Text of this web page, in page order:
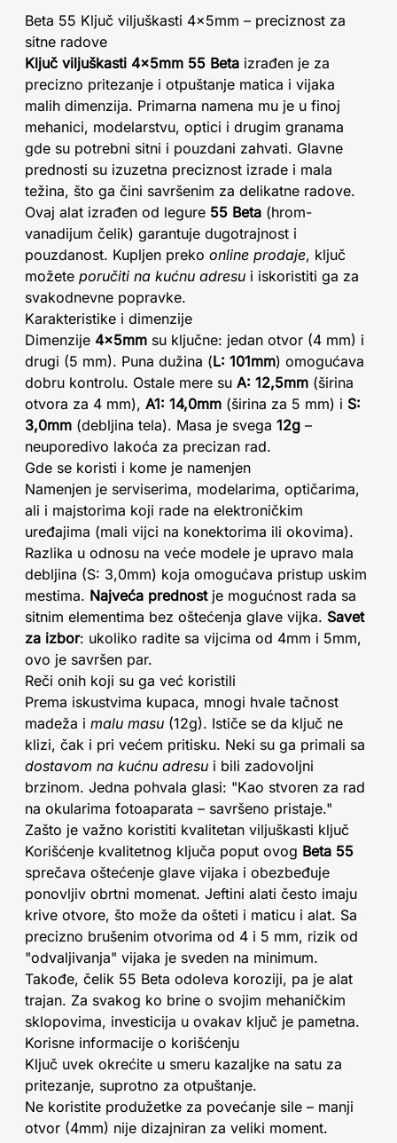
Beta 55 Ključ viljuškasti 4x5mm – preciznost za
sitne radove
Ključ viljuškasti 4x5mm 55 Beta izrađen je za
precizno pritezanje i otpuštanje matica i vijaka
malih dimenzija. Primarna namena mu je u finoj
mehanici, modelarstvu, optici i drugim granama
gde su potrebni sitni i pouzdani zahvati. Glavne
prednosti su izuzetna preciznost izrade i mala
težina, što ga čini savršenim za delikatne radove.
Ovaj alat izrađen od legure 55 Beta (hrom-
vanadijum čelik) garantuje dugotrajnost i
pouzdanost. Kupljen preko online prodaje, ključ
možete poručiti na kućnu adresu i iskoristiti ga za
svakodnevne popravke.
Karakteristike i dimenzije
Dimenzije 4x5mm su ključne: jedan otvor (4 mm) i
drugi (5 mm). Puna dužina (L: 101mm) omogućava
dobru kontrolu. Ostale mere su A: 12,5mm (širina
otvora za 4 mm), A1: 14,0mm (širina za 5 mm) i S:
3,0mm (debljina tela). Masa je svega 12g –
neuporedivo lakoća za precizan rad.
Gde se koristi i kome je namenjen
Namenjen je serviserima, modelarima, optičarima,
ali i majstorima koji rade na elektroničkim
uređajima (mali vijci na konektorima ili okovima).
Razlika u odnosu na veće modele je upravo mala
debljina (S: 3,0mm) koja omogućava pristup uskim
mestima. Najveća prednostje mogućnost rada sa
sitnim elementima bez oštećenja glave vijka. Savet
za izbor: ukoliko radite sa vijcima od 4mm i 5mm,
ovo je savršen par.
Reči onih koji su ga već koristili
Prema iskustvima kupaca, mnogi hvale tačnost
madeža i malu masu (12g). Ističe se da ključ ne
klizi, čak i pri većem pritisku. Neki su ga primali sa
dostavom na kućnu adresu i bili zadovoljni
brzinom. Jedna pohvala glasi: "Kao stvoren za rad
na okularima fotoaparata – savršeno pristaje."
Zašto je važno koristiti kvalitetan viljuškasti ključ
Korišćenje kvalitetnog ključa poput ovog Beta 55
sprečava oštećenje glave vijaka i obezbeđuje
ponovljiv obrtni momenat. Jeftini alati često imaju
krive otvore, što može da ošteti i maticu i alat. Sa
precizno brušenim otvorima od 4 i 5 mm, rizik od
"odvaljivanja" vijaka je sveden na minimum.
Takođe, čelik 55 Beta odoleva koroziji, pa je alat
trajan. Za svakog ko brine o svojim mehaničkim
sklopovima, investicija u ovakav ključ je pametna.
Korisne informacije o korišćenju
Ključ uvek okrećite u smeru kazaljke na satu za
pritezanje, suprotno za otpuštanje.
Ne koristite produžetke za povećanje sile – manji
otvor (4mm) nije dizajniran za veliki moment.